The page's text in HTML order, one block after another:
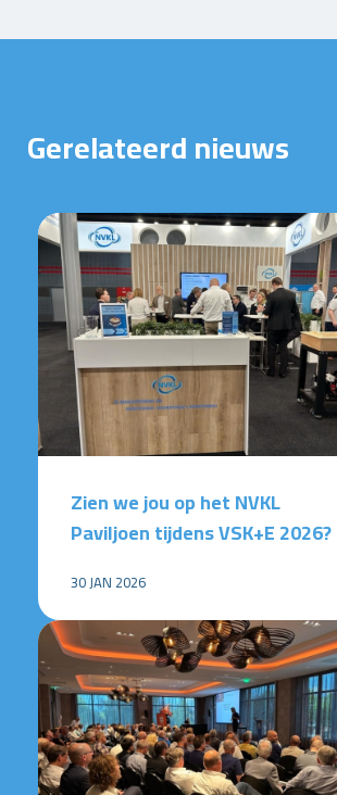
Gerelateerd nieuws
Zien we jou op het NVKL
Paviljoen tijdens VSK+E 2026?
30 JAN 2026